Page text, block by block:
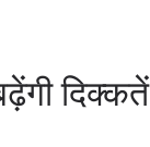
दिक्कतें